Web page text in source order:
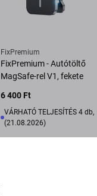
FixPremium
FixPremium - Autótöltő
MagSafe-rel V1, fekete
6 400 Ft
VÁRHATÓ TELJESÍTÉS 4 db,
(21.08.2026)